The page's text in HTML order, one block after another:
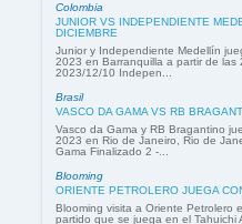
Colombia
JUNIOR VS INDEPENDIENTE
DICIEMBRE
Junior y Independiente Medellín
2023 en Barranquilla a partir de las
2023/12/10 Indepen...
Brasil
VASCO DA GAMA VS RB
Vasco da Gama y RB Bragantino
2023 en Rio de Janeiro, Rio de
Gama Finalizado 2 -...
Blooming
ORIENTE PETROLERO JUEGA
Blooming visita a Oriente Petrolero
partido que se juega en el Tahuichi